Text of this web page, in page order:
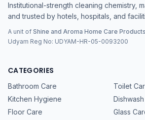
Institutional-strength cleaning chemistry,
and trusted by hotels, hospitals, and
A unit of Shine and Aroma Home Care Products
Udyam Reg No: UDYAM-HR-05-0093200
CATEGORIES
Bathroom Care
Toilet
Kitchen Hygiene
Dishwash
Floor Care
Glass